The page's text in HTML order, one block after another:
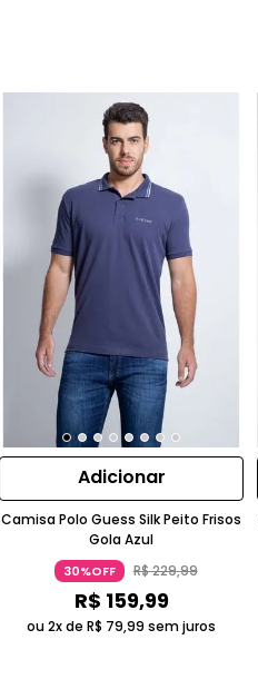
Adicionar
Camisa Polo Guess Silk Peito Frisos
Gola Azul
30%OFF R$229,99
R$ 159,99
ou 2x deR$ 79,99 sem juros